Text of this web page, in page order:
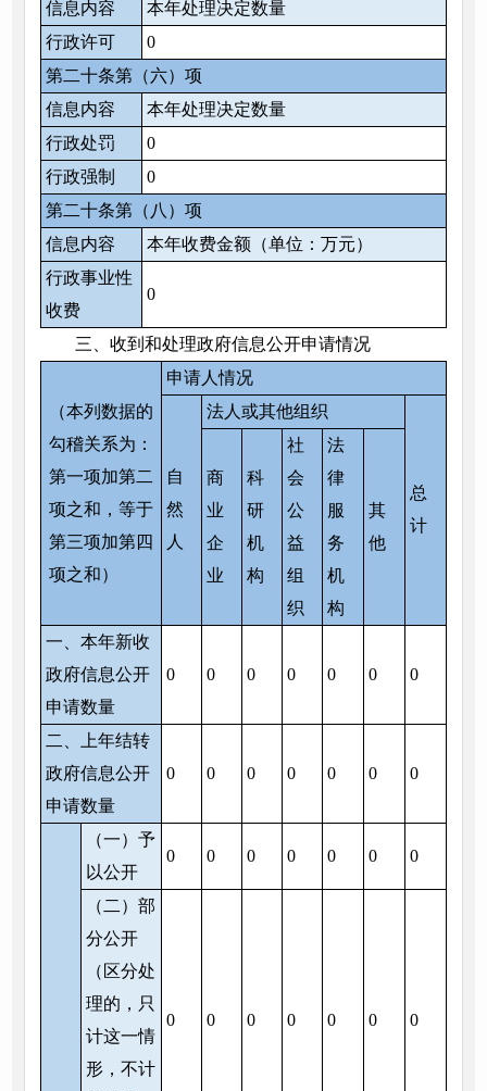
信息内容
本年处理决定数量
行政许可
0
第二十条第（六）项
信息内容
本年处理决定数量
行政处罚
0
行政强制
0
第二十条第（八）项
信息内容
本年收费金额（单位：万元）
行政事业性
收费
0
三、收到和处理政府信息公开申请情况
（本列数据的
勾稽关系为：
第一项加第二
项之和，等于
第三项加第四
项之和）
申请人情况
自
然
人
法人或其他组织
总
计
商
业
企
业
科
研
机
构
社
会
公
益
组
织
法
律
服
务
机
构
其
他
一、本年新收
政府信息公开
申请数量
0 0 0 0 0 0 0
二、上年结转
政府信息公开
申请数量
0 0 0 0 0 0 0
（一）予
以公开
0 0 0 0 0 0 0
（二）部
分公开
（区分处
理的，只
计这一情
形，不计
0 0 0 0 0 0 0